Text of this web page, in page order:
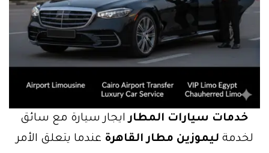
خدمات سيارات المطار ايجار سيارة مع سائق
لخدمة ليموزين مطار القاهرة عندما يتعلق الأمر